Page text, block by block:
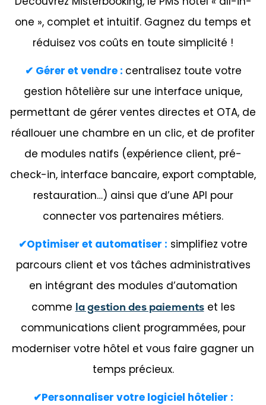
one », complet et intuitif. Gagnez du temps et
réduisez vos coûts en toute simplicité !
✔ Gérer et vendre : centralisez toute votre
gestion hôtelière sur une interface unique,
permettant de gérer ventes directes et OTA, de
réallouer une chambre en un clic, et de profiter
de modules natifs (expérience client, pré-
check-in, interface bancaire, export comptable,
restauration…) ainsi que d’une API pour
connecter vos partenaires métiers.
✔Optimiser et automatiser : simplifiez votre
parcours client et vos tâches administratives
en intégrant des modules d’automation
comme la gestion des paiementset les
communications client programmées, pour
moderniser votre hôtel et vous faire gagner un
temps précieux.
✔Personnaliser votre logiciel hôtelier :